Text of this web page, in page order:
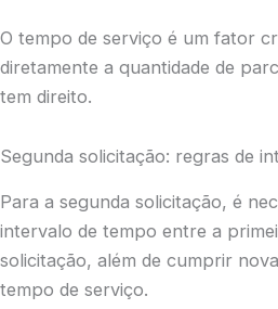
O tempo de serviço é um fator
diretamente a quantidade de
tem direito.
Segunda solicitação: regras de
Para a segunda solicitação, é
intervalo de tempo entre a
solicitação, além de cumprir
tempo de serviço.